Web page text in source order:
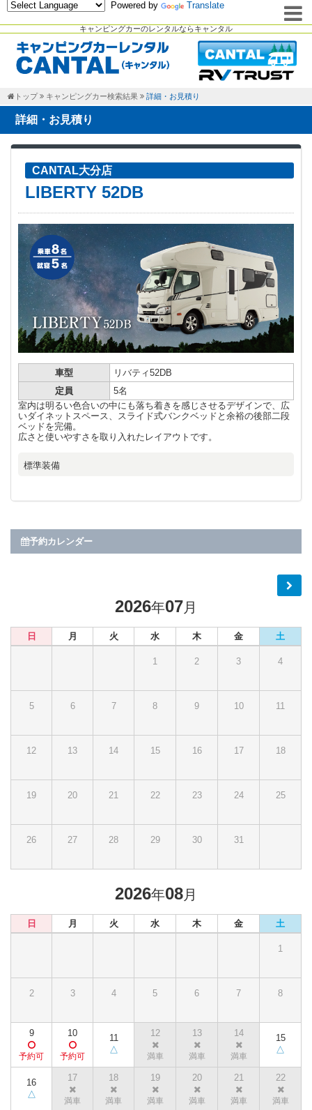
キャンピングカーのレンタルならキャンタル
Powered by Translate
トップ キャンピングカー検索結果 詳細・お見積り
詳細・お見積り
CANTAL大分店
LIBERTY 52DB
車型
リバティ52DB
定員
5名
室内は明るい色合いの中にも落ち着きを感じさせるデザインで、広
いダイネットスペース、スライド式バンクベッドと余裕の後部二段
ベッドを完備。
広さと使いやすさを取り入れたレイアウトです。
標準装備
予約カレンダー
2026年07月
日 月 火 水 木 金 土
1 2 3 4
5 6 7 8 9 10 11
12 13 14 15 16 17 18
19 20 21 22 23 24 25
26 27 28 29 30 31
2026年08月
日 月 火 水 木 金 土
1
2 3 4 5 6 7 8
9 10 11 12 13 14 15
16 17 18 19 20 21 22